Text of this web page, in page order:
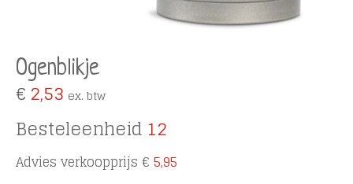
Ogenblikje
€ 2,53 ex. btw
Besteleenheid 12
Advies verkoopprijs € 5,95